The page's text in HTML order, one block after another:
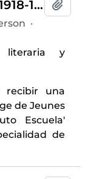
Bravo-Villasante, Carmen (1918-1994)
·
literaria y
recibir una
de Jeunes
Escuela'
de